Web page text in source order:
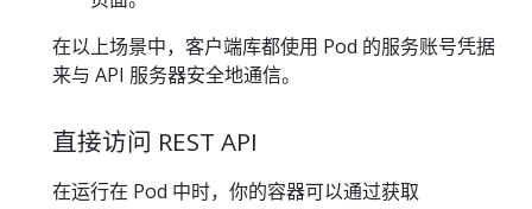
在以上场景中，客户端库都使用 Pod 的服务账号凭据
来与 API 服务器安全地通信。
直接访问 REST API
在运行在 Pod 中时，你的容器可以通过获取